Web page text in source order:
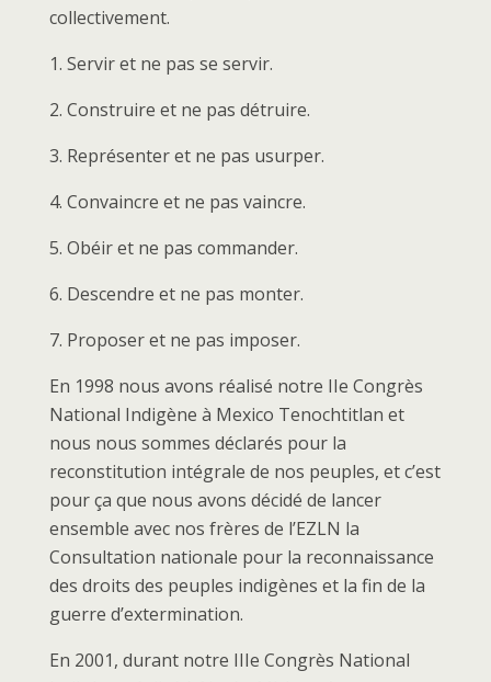
collectivement.
1. Servir et ne pas se servir.
2. Construire et ne pas détruire.
3. Représenter et ne pas usurper.
4. Convaincre et ne pas vaincre.
5. Obéir et ne pas commander.
6. Descendre et ne pas monter.
7. Proposer et ne pas imposer.
En 1998 nous avons réalisé notre IIe Congrès
National Indigène à Mexico Tenochtitlan et
nous nous sommes déclarés pour la
reconstitution intégrale de nos peuples, et c’est
pour ça que nous avons décidé de lancer
ensemble avec nos frères de l’EZLN la
Consultation nationale pour la reconnaissance
des droits des peuples indigènes et la fin de la
guerre d’extermination.
En 2001, durant notre IIIe Congrès National